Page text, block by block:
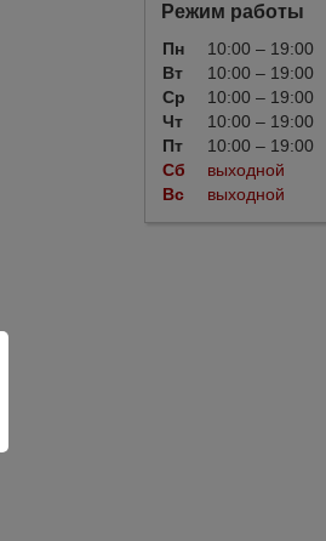
Режим работы
Пн
10:00 – 19:00
Вт
10:00 – 19:00
Ср
10:00 – 19:00
Чт
10:00 – 19:00
Пт
10:00 – 19:00
Сб
выходной
Вс
выходной